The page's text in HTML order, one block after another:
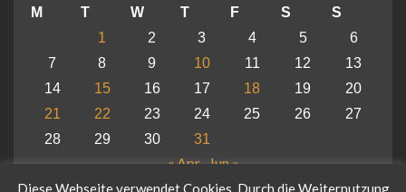
M T W T F S
S
1
2 3 4 5
6
7
8 9 10 11 12
13
14
15 16 17 18 19
20
21
22 23 24 25 26
27
28
29 30 31
« Apr Jun »
Diese Webseite verwendet Cookies. Durch die Weiternutzung